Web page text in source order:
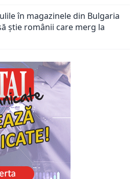
în magazinele din Bulgaria
știe românii care merg la